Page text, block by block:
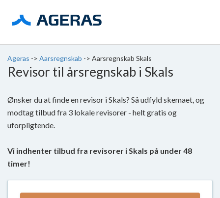
Ageras -> Aarsregnskab -> Aarsregnskab Skals
Revisor til årsregnskab i Skals
Ønsker du at finde en revisor i Skals? Så udfyld skemaet, og
modtag tilbud fra 3 lokale revisorer - helt gratis og
uforpligtende.
Vi indhenter tilbud fra revisorer i Skals på under 48
timer!